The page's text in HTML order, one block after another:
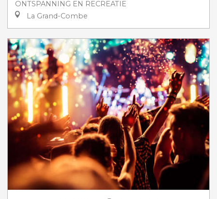
ONTSPANNING EN RECREATIE
La Grand-Combe